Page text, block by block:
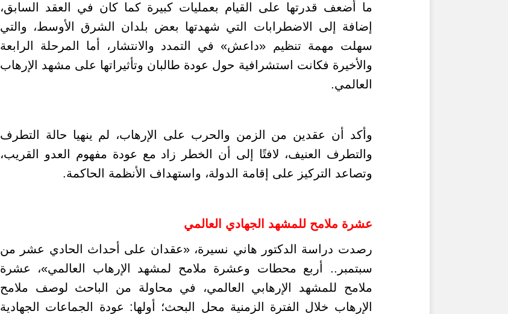
ما أضعف قدرتها على القيام بعمليات كبيرة كما كان في العقد السابق،
إضافة إلى الاضطرابات التي شهدتها بعض بلدان الشرق الأوسط، والتي
سهلت مهمة تنظيم «داعش» في التمدد والانتشار، أما المرحلة الرابعة
والأخيرة فكانت استشرافية حول عودة طالبان وتأثيراتها على مشهد الإرهاب
العالمي.
وأكد
أن عقدين من الزمن والحرب على الإرهاب، لم ينهيا حالة التطرف
والتطرف العنيف، لافتًا إلى أن الخطر زاد مع عودة مفهوم العدو القريب،
وتصاعد التركيز على إقامة الدولة، واستهداف الأنظمة الحاكمة.
عشرة ملامح للمشهد الجهادي العالمي
رصدت دراسة
الدكتور هاني نسيرة، «عقدان على أحداث الحادي عشر من
سبتمبر.. أربع محطات وعشرة ملامح لمشهد الإرهاب العالمي»، عشرة
ملامح للمشهد الإرهابي العالمي، في محاولة من الباحث لوصف ملامح
الإرهاب خلال الفترة الزمنية محل البحث؛ أولها: عودة الجماعات الجهادية